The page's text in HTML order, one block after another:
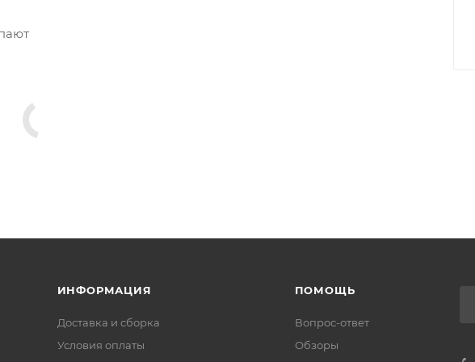
680 мм. Крестовина также алюминиевая, что обеспечивает
или безналичным расчётом для юридических лиц —
ИНФОРМАЦИЯ
Доставка и сборка
Условия оплаты
ПОМОЩЬ
Вопрос-ответ
Обзоры